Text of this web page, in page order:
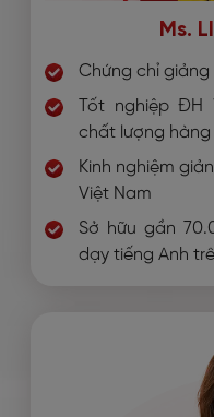
Ms.
Chứng chỉ giảng
Tốt nghiệp
chất lượng hàng
Kinh nghiệm
Việt Nam
Sở hữu gần
dạy tiếng Anh